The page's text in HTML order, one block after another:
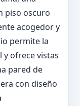
piso oscuro
acogedor y
permite la
ofrece vistas
pared de
con diseño